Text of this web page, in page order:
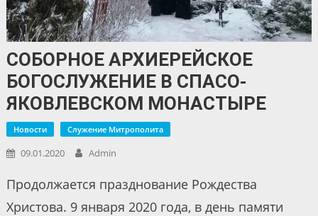
СОБОРНОЕ АРХИЕРЕЙСКОЕ
БОГОСЛУЖЕНИЕ В СПАСО-
ЯКОВЛЕВСКОМ МОНАСТЫРЕ
Новости Служение Митрополита
09.01.2020 Admin
Продолжается празднование Рождества
Христова. 9 января 2020 года, в день памяти